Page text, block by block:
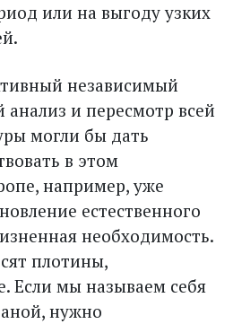
или на выгоду узких
независимый
и пересмотр всей
могли бы дать
в этом
например, уже
естественного
необходимость.
плотины,
Если мы называем себя
нужно